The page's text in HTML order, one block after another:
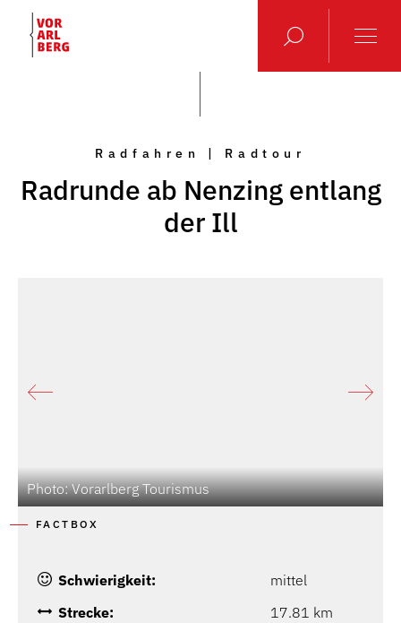
Radfahren | Radtour
Radrunde ab Nenzing entlang
der Ill
Photo: Vorarlberg Tourismus
FACTBOX
Schwierigkeit:
mittel
Strecke:
17.81 km